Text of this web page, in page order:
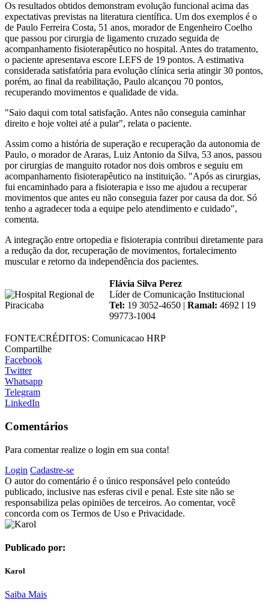
Os resultados obtidos demonstram evolução funcional acima das
expectativas previstas na literatura científica. Um dos exemplos é o
de Paulo Ferreira Costa, 51 anos, morador de Engenheiro Coelho
que passou por cirurgia de ligamento cruzado seguida de
acompanhamento fisioterapêutico no hospital. Antes do tratamento,
o paciente apresentava escore LEFS de 19 pontos. A estimativa
considerada satisfatória para evolução clínica seria atingir 30 pontos,
porém, ao final da reabilitação, Paulo alcançou 70 pontos,
recuperando movimentos e qualidade de vida.
"Saio daqui com total satisfação. Antes não conseguia caminhar
direito e hoje voltei até a pular", relata o paciente.
Assim como a história de superação e recuperação da autonomia de
Paulo, o morador de Araras, Luiz Antonio da Silva, 53 anos, passou
por cirurgias de manguito rotador nos dois ombros e seguiu em
acompanhamento fisioterapêutico na instituição. "Após as cirurgias,
fui encaminhado para a fisioterapia e isso me ajudou a recuperar
movimentos que antes eu não conseguia fazer por causa da dor. Só
tenho a agradecer toda a equipe pelo atendimento e cuidado",
comenta.
A integração entre ortopedia e fisioterapia contribui diretamente para
a redução da dor, recuperação de movimentos, fortalecimento
muscular e retorno da independência dos pacientes.
Flávia Silva Perez
Líder de Comunicação Institucional
Tel: 19 3052-4650 | Ramal: 4692 l 19
99773-1004
FONTE/CRÉDITOS: Comunicacao HRP
Compartilhe
Facebook
Twitter
Whatsapp
Telegram
LinkedIn
Comentários
Para comentar realize o login em sua conta!
Login Cadastre-se
O autor do comentário é o único responsável pelo conteúdo
publicado, inclusive nas esferas civil e penal. Este site não se
responsabiliza pelas opiniões de terceiros. Ao comentar, você
concorda com os Termos de Uso e Privacidade.
Publicado por:
Karol
Saiba Mais